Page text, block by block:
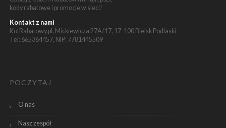
kody rabatowe i promocje w sieci!
Kontakt z nami
KotRabatowy.pl, Mickiewicza 27A/17, 17-100 Bielsk Podlaski
Tel: 665364457, NIP: 7781445509
POCZYTAJ
O nas
Nasz zespół